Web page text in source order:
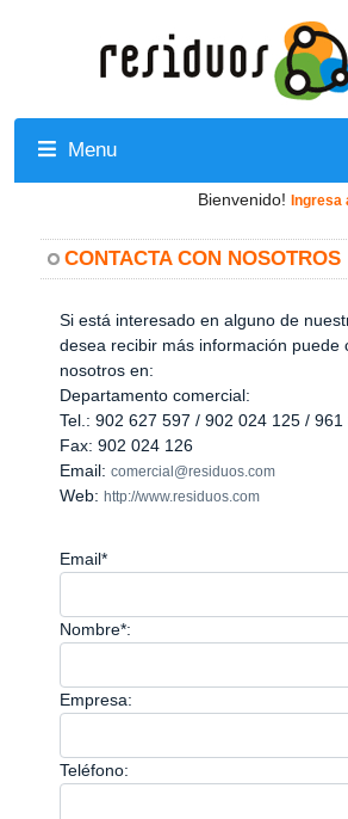
Menu
Bienvenido! Ingresa
CONTACTA CON NOSOTROS
Si está interesado en alguno de
desea recibir más información puede
nosotros en:
Departamento comercial:
Tel.: 902 627 597 / 902 024 125 / 961
Fax: 902 024 126
Email: comercial@residuos.com
Web: http://www.residuos.com
Email*
Nombre*:
Empresa:
Teléfono: